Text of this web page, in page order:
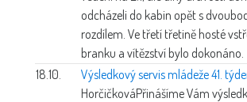
odcházeli do kabin opět s
rozdílem. Ve třetí třetině hosté
branku a vítězství bylo dokonáno.
18.10.
Výsledkový servis mládeže 41.
HorčičkováPřinášíme Vám